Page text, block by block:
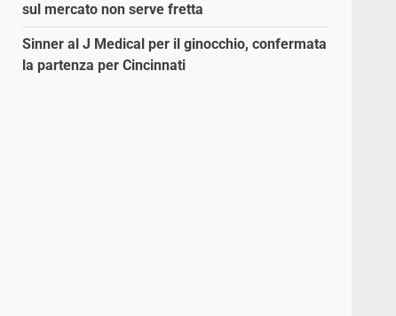
sul mercato non serve fretta
Sinner al J Medical per il ginocchio, confermata
la partenza per Cincinnati